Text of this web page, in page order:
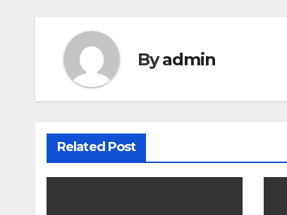
Byadmin
Related Post